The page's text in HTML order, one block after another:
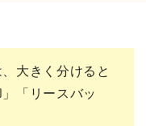
大きく分けると
「リースバッ